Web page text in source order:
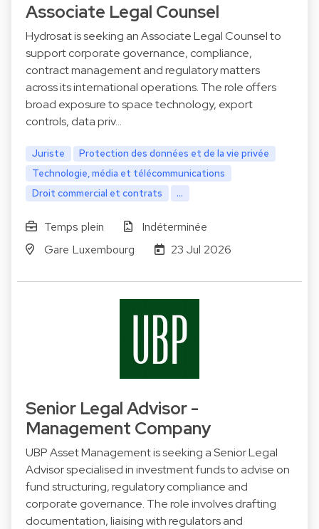
Associate Legal Counsel
Hydrosat is seeking an Associate Legal Counsel to
support corporate governance, compliance,
contract management and regulatory matters
across its international operations. The role offers
broad exposure to space technology, export
controls, data priv…
Juriste
Protection des données et de la vie privée
Technologie, média et télécommunications
Droit commercial et contrats
...
Temps plein
Indéterminée
Gare Luxembourg
23 Jul 2026
Senior Legal Advisor -
Management Company
UBP Asset Management is seeking a Senior Legal
Advisor specialised in investment funds to advise on
fund structuring, regulatory compliance and
corporate governance. The role involves drafting
documentation, liaising with regulators and